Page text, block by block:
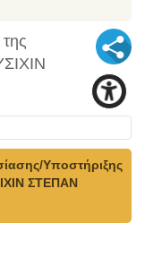
Υποστήριξης
ΣΤΕΠΑΝ